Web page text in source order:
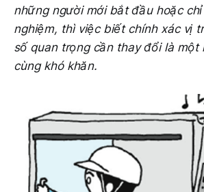
những người mới bắt đầu hoặc
nghiệm, thì việc biết chính xác vị
số quan trọng cần thay đổi là một
cùng khó khăn.